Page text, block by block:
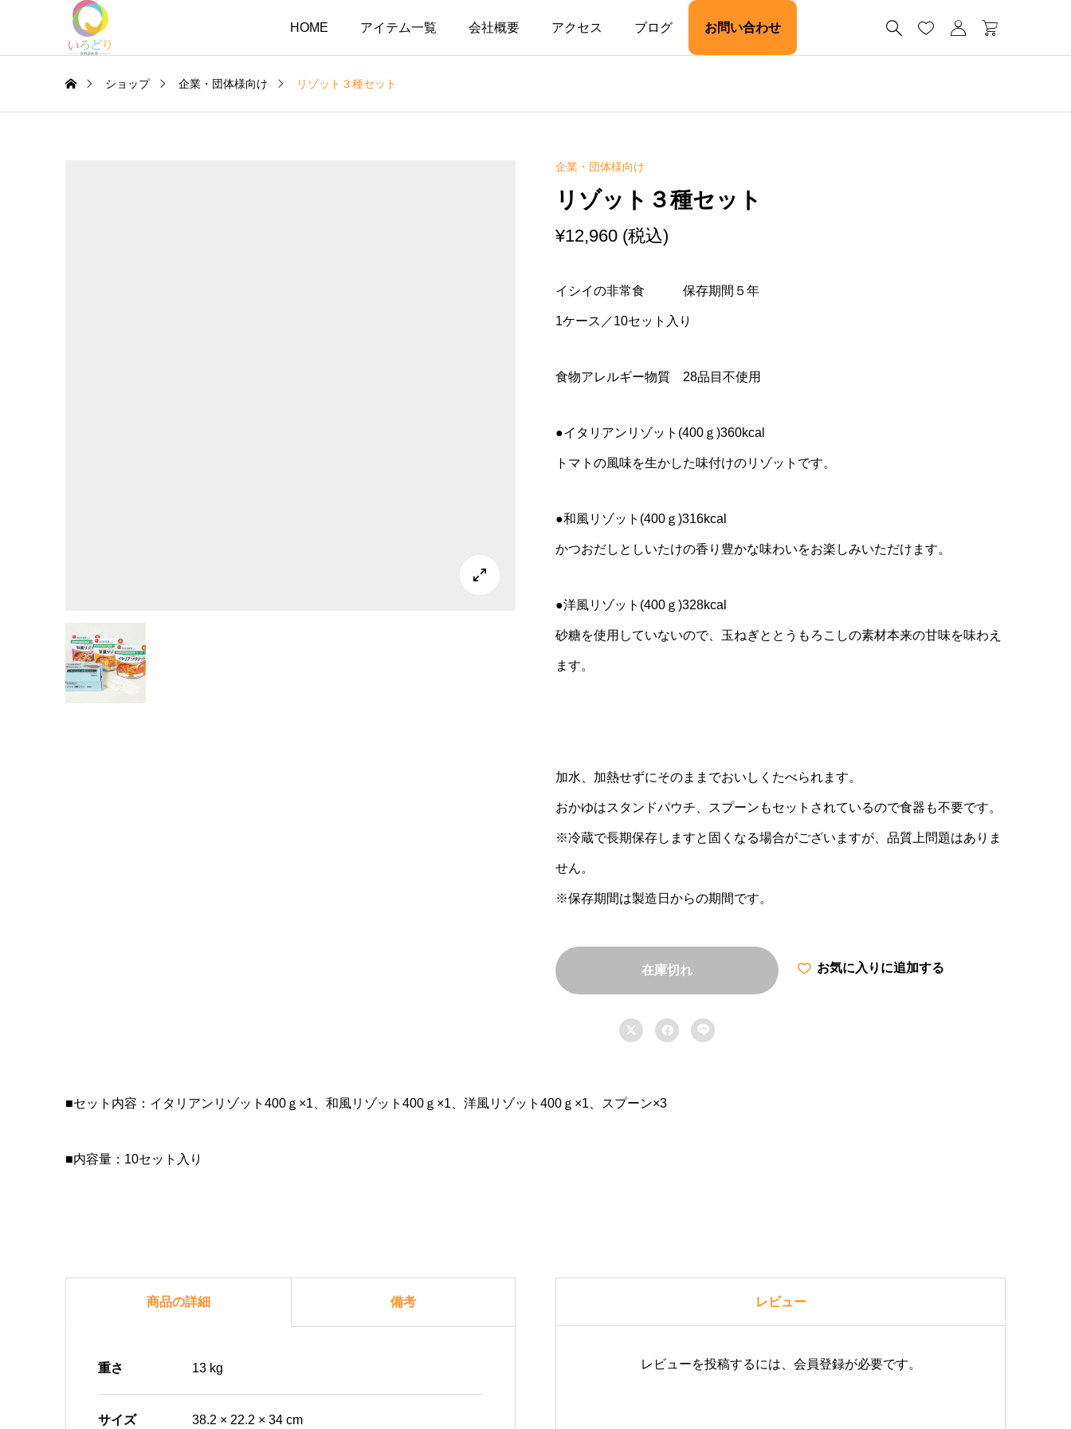
HOME アイテム一覧 会社概要 アクセス ブログ お問い合わせ    
ショップ 企業・団体様向け リゾット３種セット

企業・団体様向け
リゾット３種セット
¥12,960 (税込)
イシイの非常食 保存期間５年
1ケース／10セット入り
食物アレルギー物質 28品目不使用
●イタリアンリゾット(400ｇ)360kcal
トマトの風味を生かした味付けのリゾットです。
●和風リゾット(400ｇ)316kcal
かつおだしとしいたけの香り豊かな味わいをお楽しみいただけます。
●洋風リゾット(400ｇ)328kcal
砂糖を使用していないので、玉ねぎととうもろこしの素材本来の甘味を味わえ
ます。
加水、加熱せずにそのままでおいしくたべられます。
おかゆはスタンドパウチ、スプーンもセットされているので食器も不要です。
※冷蔵で長期保存しますと固くなる場合がございますが、品質上問題はありま
せん。
※保存期間は製造日からの期間です。
在庫切れ お気に入りに追加する
  
■セット内容：イタリアンリゾット400ｇ×1、和風リゾット400ｇ×1、洋風リゾット400ｇ×1、スプーン×3
■内容量：10セット入り
商品の詳細 備考
重さ 13 kg
サイズ 38.2 × 22.2 × 34 cm
レビュー
レビューを投稿するには、会員登録が必要です。